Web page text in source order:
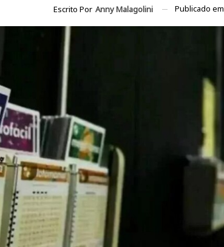
Escrito Por Anny Malagolini Publicado em